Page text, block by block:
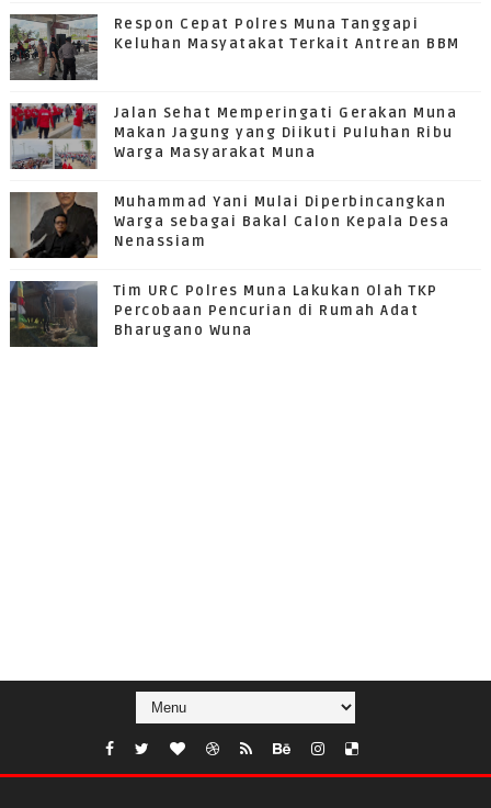
Respon Cepat Polres Muna Tanggapi
Keluhan Masyatakat Terkait Antrean BBM
Jalan Sehat Memperingati Gerakan Muna
Makan Jagung yang Diikuti Puluhan Ribu
Warga Masyarakat Muna
Muhammad Yani Mulai Diperbincangkan
Warga sebagai Bakal Calon Kepala Desa
Nenassiam
Tim URC Polres Muna Lakukan Olah TKP
Percobaan Pencurian di Rumah Adat
Bharugano Wuna